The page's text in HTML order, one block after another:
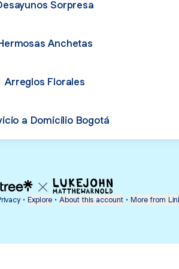
Sorpresa
Anchetas
Arreglos Florales
a Domicilio Bogotá
• Explore • About this account • More from